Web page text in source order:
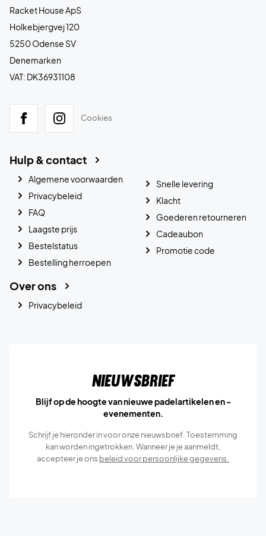
Racket House ApS
Holkebjergvej 120
5250 Odense SV
Denemarken
VAT: DK36931108
Cookies
Hulp & contact
Algemene voorwaarden
Privacybeleid
FAQ
Laagste prijs
Bestelstatus
Bestelling herroepen
Snelle levering
Klacht
Goederen retourneren
Cadeaubon
Promotie code
Over ons
Privacybeleid
Nieuwsbrief
Blijf op de hoogte van nieuwe padelartikelen en -
evenementen.
Schrijf je hieronder in voor onze nieuwsbrief. Toestemming
kan worden ingetrokken. Wanneer je je aanmeldt,
accepteer je ons beleid voor persoonlijke gegevens.